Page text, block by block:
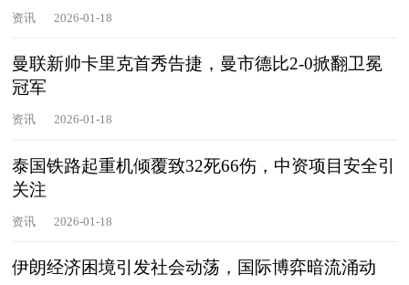
资讯 2026-01-18
曼联新帅卡里克首秀告捷，曼市德比2-0掀翻卫冕
冠军
资讯 2026-01-18
泰国铁路起重机倾覆致32死66伤，中资项目安全引
关注
资讯 2026-01-18
伊朗经济困境引发社会动荡，国际博弈暗流涌动